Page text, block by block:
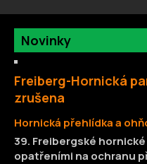
Novinky
Freiberg-Hornická
zrušena
Hornická přehlídka a
39. Freibergské
opatřeními na ochranu